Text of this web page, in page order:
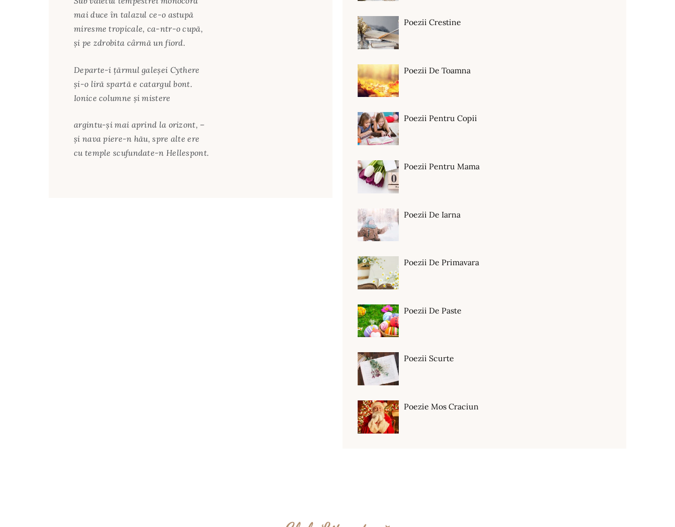
mai duce în talazul ce-o astupă
miresme tropicale, ca-ntr-o cupă,
și pe zdrobita cârmă un fiord.
Departe-i țărmul galeșei Cythere
și-o liră spartă e catargul bont.
Ionice columne și mistere
argintu-și mai aprind la orizont, –
și nava piere-n hău, spre alte ere
cu temple scufundate-n Hellespont.
Poezii Crestine
Poezii De Toamna
Poezii Pentru Copii
Poezii Pentru Mama
Poezii De Iarna
Poezii De Primavara
Poezii De Paste
Poezii Scurte
Poezie Mos Craciun